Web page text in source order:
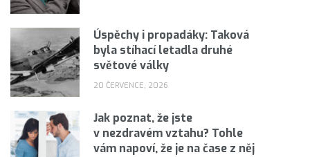
Úspěchy i propadáky: Taková
byla stíhací letadla druhé
světové války
20 ČERVENCE, 2026
Jak poznat, že jste
v nezdravém vztahu? Tohle
vám napoví, že je na čase z něj